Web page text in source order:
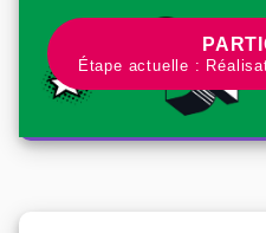
Étape actuelle :